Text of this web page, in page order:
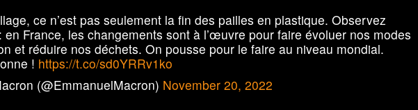
ce n’est pas seulement la fin des pailles en plastique. Observez
en France, les changements sont à l’œuvre pour faire évoluer nos modes
et réduire nos déchets. On pousse pour le faire au niveau mondial.
! https://t.co/sd0YRRv1ko
(@EmmanuelMacron) November 20, 2022